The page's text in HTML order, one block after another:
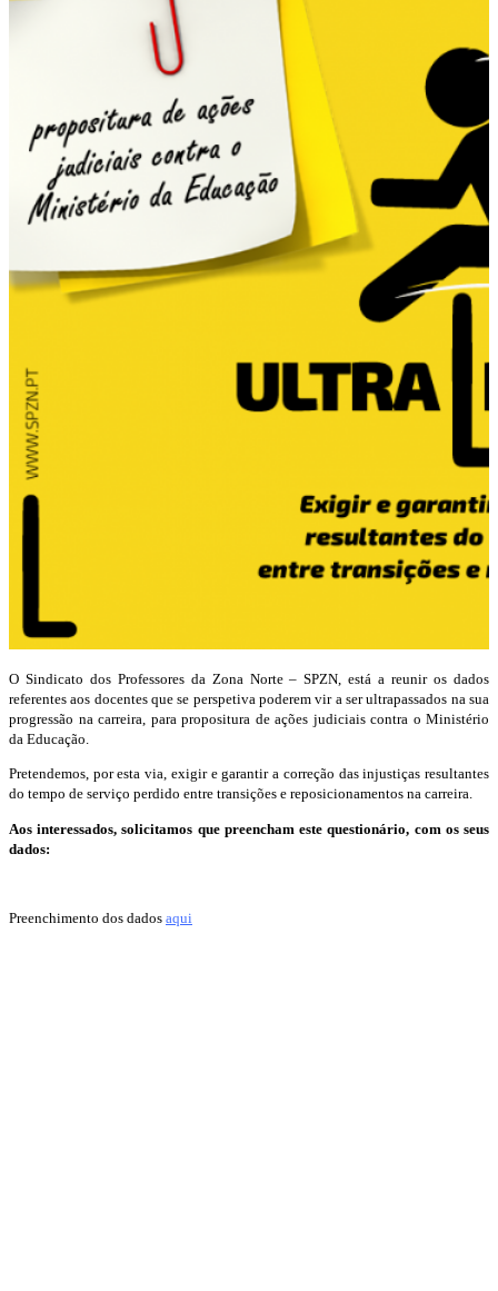
O Sindicato dos Professores da Zona Norte – SPZN, está a reunir os dados
referentes aos docentes que se perspetiva poderem vir a ser ultrapassados na sua
progressão na carreira, para propositura de ações judiciais contra o Ministério
da Educação.
Pretendemos, por esta via, exigir e garantir a correção das injustiças resultantes
do tempo de serviço perdido entre transições e reposicionamentos na carreira.
Aos interessados, solicitamos que preencham este questionário, com os seus
dados:
Preenchimento dos dados aqui